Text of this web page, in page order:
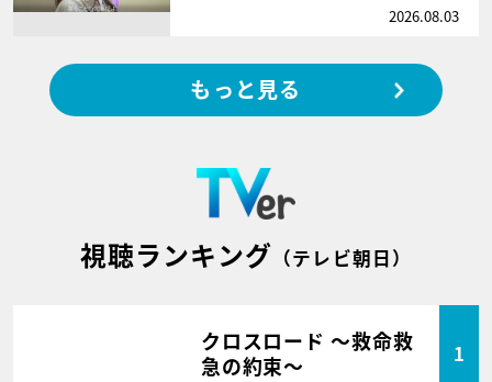
2026.08.03
もっと見る
視聴ランキング （テレビ朝日）
クロスロード ～救命救
急の約束～
1